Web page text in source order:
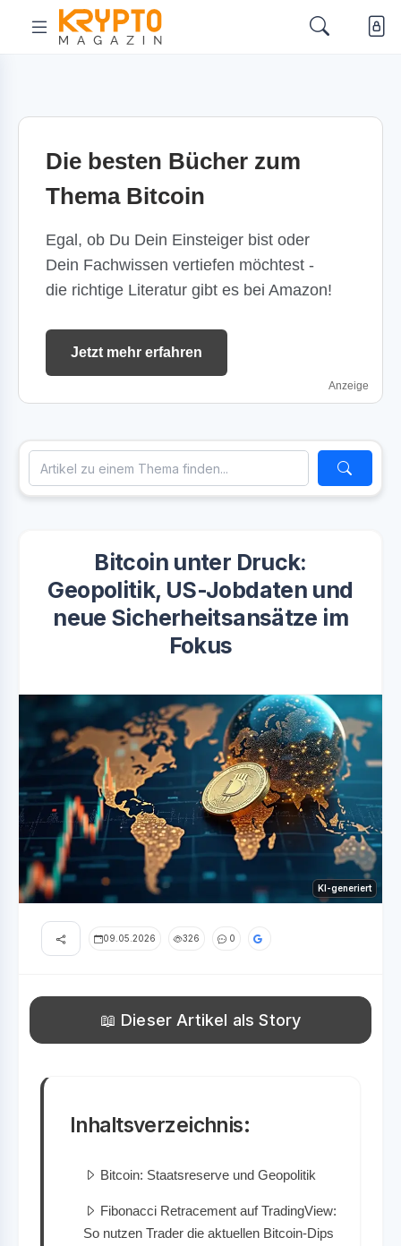
Die besten Bücher zum
Thema Bitcoin
Egal, ob Du Dein Einsteiger bist oder
Dein Fachwissen vertiefen möchtest -
die richtige Literatur gibt es bei Amazon!
Jetzt mehr erfahren
Anzeige
Bitcoin unter Druck:
Geopolitik, US-Jobdaten und
neue Sicherheitsansätze im
Fokus
KI-generiert
09.05.2026 326 0
📖 Dieser Artikel als Story
Inhaltsverzeichnis:
Bitcoin: Staatsreserve und Geopolitik
Fibonacci Retracement auf TradingView:
So nutzen Trader die aktuellen Bitcoin-Dips